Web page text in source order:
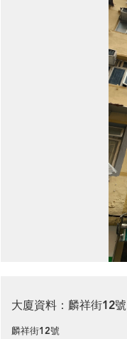
大廈資料：麟祥街12號
麟祥街12號